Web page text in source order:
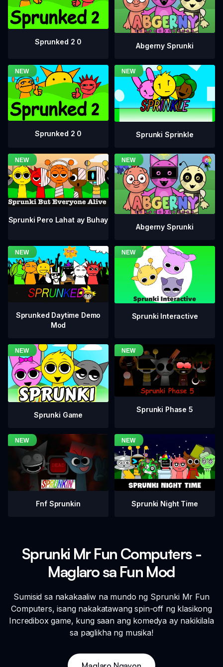
Sprunked 2 0
Abgerny Sprunki
Sprunked 2 0 Sprunki Sprinkle
Sprunki Pero Lahat ay Buhay
Abgerny Sprunki
Sprunked Daytime Demo
Mod
Sprunki Interactive
Sprunki Game
Sprunki Phase 5
Fnf Sprunkin Sprunki Night Time
Sprunki Mr Fun Computers -
Maglaro sa Fun Mod
Sumisid sa nakakaaliw na mundo ng Sprunki Mr Fun
Computers, isang nakakatawang spin-off ng klasikong
Incredibox game, kung saan ang komedya ay nakikilala
sa paglikha ng musika!